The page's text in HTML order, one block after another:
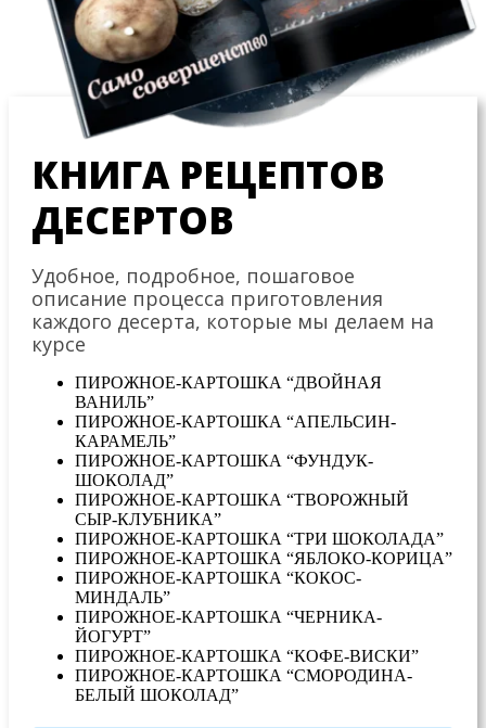
КНИГА РЕЦЕПТОВ
ДЕСЕРТОВ
Удобное, подробное, пошаговое
описание процесса приготовления
каждого десерта, которые мы делаем на
курсе
ПИРОЖНОЕ-КАРТОШКА “ДВОЙНАЯ
ВАНИЛЬ”
ПИРОЖНОЕ-КАРТОШКА “АПЕЛЬСИН-
КАРАМЕЛЬ”
ПИРОЖНОЕ-КАРТОШКА “ФУНДУК-
ШОКОЛАД”
ПИРОЖНОЕ-КАРТОШКА “ТВОРОЖНЫЙ
СЫР-КЛУБНИКА”
ПИРОЖНОЕ-КАРТОШКА “ТРИ ШОКОЛАДА”
ПИРОЖНОЕ-КАРТОШКА “ЯБЛОКО-КОРИЦА”
ПИРОЖНОЕ-КАРТОШКА “КОКОС-
МИНДАЛЬ”
ПИРОЖНОЕ-КАРТОШКА “ЧЕРНИКА-
ЙОГУРТ”
ПИРОЖНОЕ-КАРТОШКА “КОФЕ-ВИСКИ”
ПИРОЖНОЕ-КАРТОШКА “СМОРОДИНА-
БЕЛЫЙ ШОКОЛАД”